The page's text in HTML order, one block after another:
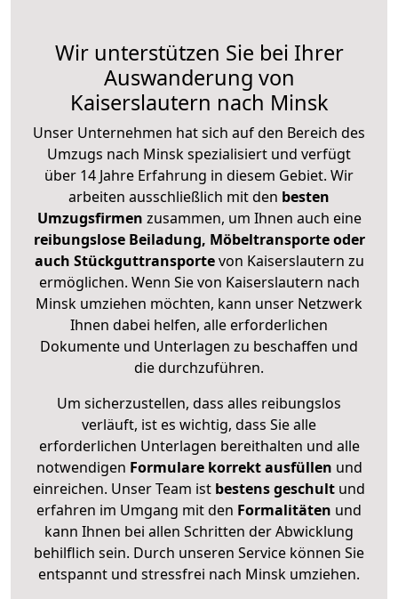
Wir unterstützen Sie bei Ihrer
Auswanderung von
Kaiserslautern nach Minsk
Unser Unternehmen hat sich auf den Bereich des
Umzugs nach Minsk spezialisiert und verfügt
über 14 Jahre Erfahrung in diesem Gebiet. Wir
arbeiten ausschließlich mit den besten
Umzugsfirmen zusammen, um Ihnen auch eine
reibungslose Beiladung, Möbeltransporte oder
auch Stückguttransportevon Kaiserslautern zu
ermöglichen. Wenn Sie von Kaiserslautern nach
Minsk umziehen möchten, kann unser Netzwerk
Ihnen dabei helfen, alle erforderlichen
Dokumente und Unterlagen zu beschaffen und
die durchzuführen.
Um sicherzustellen, dass alles reibungslos
verläuft, ist es wichtig, dass Sie alle
erforderlichen Unterlagen bereithalten und alle
notwendigen Formulare korrekt ausfüllen und
einreichen. Unser Team ist bestens geschult und
erfahren im Umgang mit den Formalitäten und
kann Ihnen bei allen Schritten der Abwicklung
behilflich sein. Durch unseren Service können Sie
entspannt und stressfrei nach Minsk umziehen.